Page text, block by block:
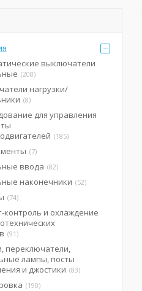
выключатели
208
нагрузки/
8
для управления
185
7
ввода 82
наконечники 52
74
контроль и охлаждение
91
переключатели,
лампы, посты
и джостики 83
190